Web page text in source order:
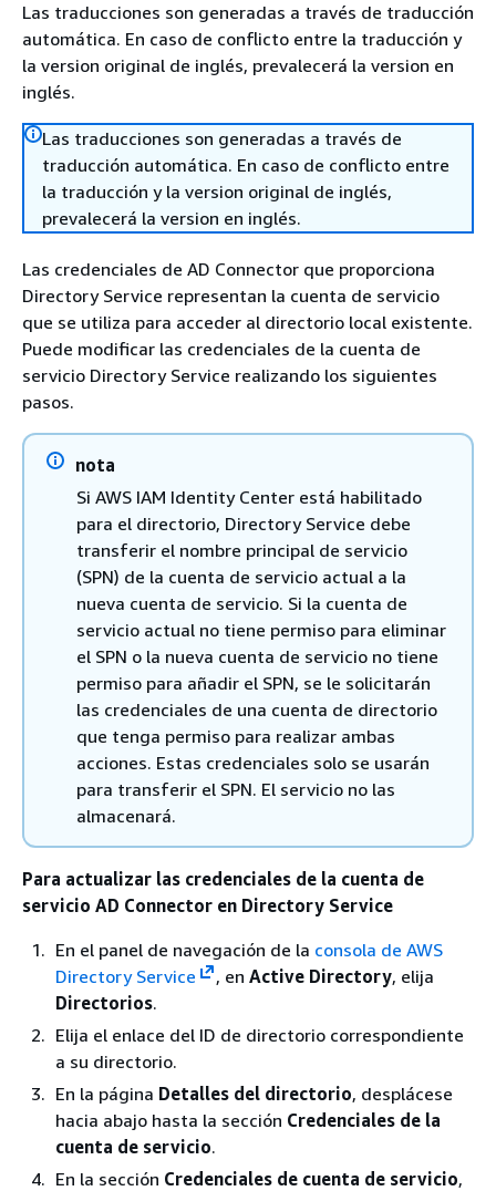
Las traducciones son generadas a través de traducción
automática. En caso de conflicto entre la traducción y
la version original de inglés, prevalecerá la version en
inglés.
Las traducciones son generadas a través de
traducción automática. En caso de conflicto entre
la traducción y la version original de inglés,
prevalecerá la version en inglés.
Las credenciales de AD Connector que proporciona
Directory Service representan la cuenta de servicio
que se utiliza para acceder al directorio local existente.
Puede modificar las credenciales de la cuenta de
servicio Directory Service realizando los siguientes
pasos.
nota
Si AWS IAM Identity Center está habilitado
para el directorio, Directory Service debe
transferir el nombre principal de servicio
(SPN) de la cuenta de servicio actual a la
nueva cuenta de servicio. Si la cuenta de
servicio actual no tiene permiso para eliminar
el SPN o la nueva cuenta de servicio no tiene
permiso para añadir el SPN, se le solicitarán
las credenciales de una cuenta de directorio
que tenga permiso para realizar ambas
acciones. Estas credenciales solo se usarán
para transferir el SPN. El servicio no las
almacenará.
Para actualizar las credenciales de la cuenta de
servicio AD Connector en Directory Service
En el panel de navegación de la consola de AWS
Directory Service
, en Active Directory, elija
Directorios.
Elija el enlace del ID de directorio correspondiente
a su directorio.
En la página Detalles del directorio, desplácese
hacia abajo hasta la sección Credenciales de la
cuenta de servicio.
En la sección Credenciales de cuenta de servicio,